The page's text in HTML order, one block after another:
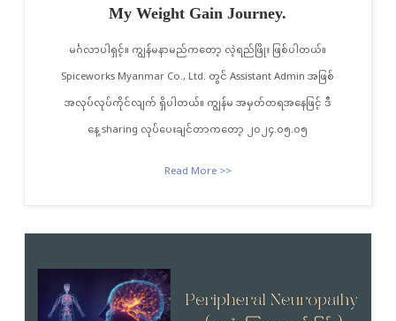
My Weight Gain Journey.
မင်္ဂလာပါရှင့်။ ကျွန်မနာမည်ကတော့ လဲ့ရည်ဖြိုး ဖြစ်ပါတယ်။
Spiceworks Myanmar Co., Ltd. တွင် Assistant Admin အဖြစ်
အလုပ်လုပ်ကိုင်လျက် ရှိပါတယ်။ ကျွန်မ အမှတ်တရအနေဖြင့် ဒီ
နေ့ sharing လုပ်ပေးချင်တာကတော့ ၂၀၂၄.၀၅.၀၅
Read More >>